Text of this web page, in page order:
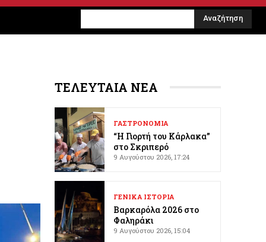
Αναζήτηση
ΤΕΛΕΥΤΑΙΑ ΝΕΑ
ΓΑΣΤΡΟΝΟΜΙΑ
“Η Γιορτή του Κάρλακα”
στο Σκριπερό
9 Αυγούστου 2026, 17:24
ΓΕΝΙΚΑ ΙΣΤΟΡΙΑ
Βαρκαρόλα 2026 στο
Φαληράκι
9 Αυγούστου 2026, 15:04